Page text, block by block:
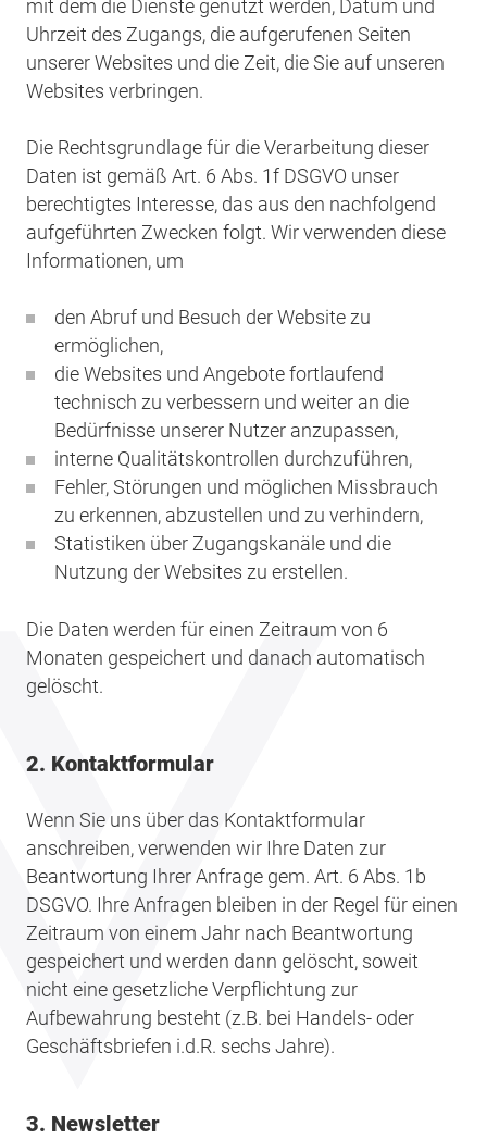
mit dem die Dienste genutzt werden, Datum und
Uhrzeit des Zugangs, die aufgerufenen Seiten
unserer Websites und die Zeit, die Sie auf unseren
Websites verbringen.
Die Rechtsgrundlage für die Verarbeitung dieser
Daten ist gemäß Art. 6 Abs. 1f DSGVO unser
berechtigtes Interesse, das aus den nachfolgend
aufgeführten Zwecken folgt. Wir verwenden diese
Informationen, um
den Abruf und Besuch der Website zu
ermöglichen,
die Websites und Angebote fortlaufend
technisch zu verbessern und weiter an die
Bedürfnisse unserer Nutzer anzupassen,
interne Qualitätskontrollen durchzuführen,
Fehler, Störungen und möglichen Missbrauch
zu erkennen, abzustellen und zu verhindern,
Statistiken über Zugangskanäle und die
Nutzung der Websites zu erstellen.
Die Daten werden für einen Zeitraum von 6
Monaten gespeichert und danach automatisch
gelöscht.
2. Kontaktformular
Wenn Sie uns über das Kontaktformular
anschreiben, verwenden wir Ihre Daten zur
Beantwortung Ihrer Anfrage gem. Art. 6 Abs. 1b
DSGVO. Ihre Anfragen bleiben in der Regel für einen
Zeitraum von einem Jahr nach Beantwortung
gespeichert und werden dann gelöscht, soweit
nicht eine gesetzliche Verpflichtung zur
Aufbewahrung besteht (z.B. bei Handels- oder
Geschäftsbriefen i.d.R. sechs Jahre).
3. Newsletter